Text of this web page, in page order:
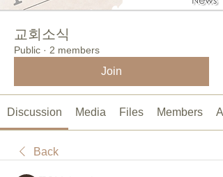
교회소식
Public · 2 members
Join
Discussion Media Files Members
Back